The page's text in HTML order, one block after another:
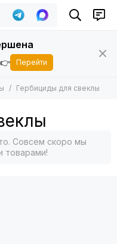
Перейти
Гербициды для свеклы
Совсем скоро мы
товарами!